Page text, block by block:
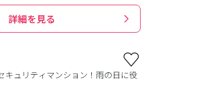
詳細を見る
キュリティマンション！雨の日に役